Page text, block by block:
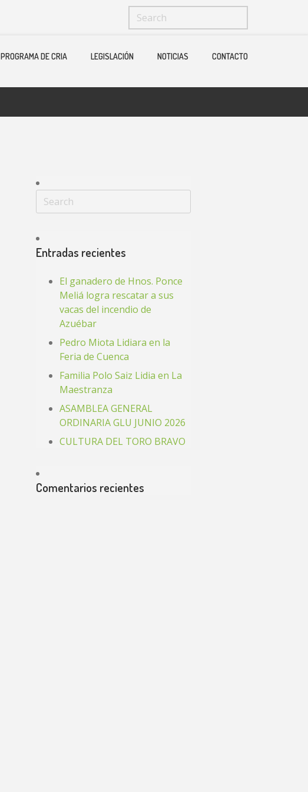
Menu
Quienes Somos
PROGRAMA DE CRIA LEGISLACIÓN NOTICIAS CONTACTO
Entradas recientes
El ganadero de Hnos. Ponce
Meliá logra rescatar a sus
vacas del incendio de
Azuébar
Pedro Miota Lidiara en la
Feria de Cuenca
Familia Polo Saiz Lidia en La
Maestranza
ASAMBLEA GENERAL
ORDINARIA GLU JUNIO 2026
CULTURA DEL TORO BRAVO
Comentarios recientes